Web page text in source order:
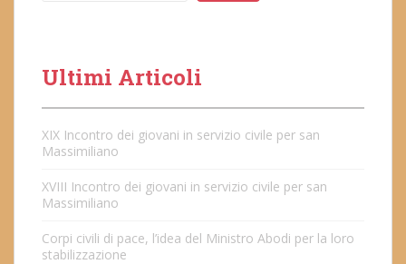
Ultimi Articoli
XIX Incontro dei giovani in servizio civile per san
Massimiliano
XVIII Incontro dei giovani in servizio civile per san
Massimiliano
Corpi civili di pace, l’idea del Ministro Abodi per la loro
stabilizzazione